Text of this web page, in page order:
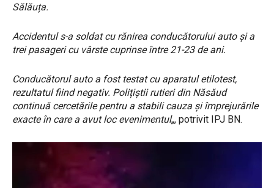
Sălăuța.
Accidentul s-a soldat cu rănirea conducătorului auto și a
trei pasageri cu vârste cuprinse între 21-23 de ani.
Conducătorul auto a fost testat cu aparatul etilotest,
rezultatul fiind negativ. Polițiștii rutieri din Năsăud
continuă cercetările pentru a stabili cauza și împrejurările
exacte în care a avut loc evenimentul„, potrivit IPJ BN.